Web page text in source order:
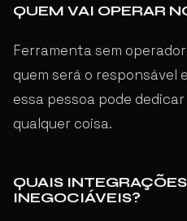
QUEM VAI OPERAR
Ferramenta sem
quem será o responsável
essa pessoa pode
qualquer coisa.
QUAIS
INEGOCIÁVEIS?